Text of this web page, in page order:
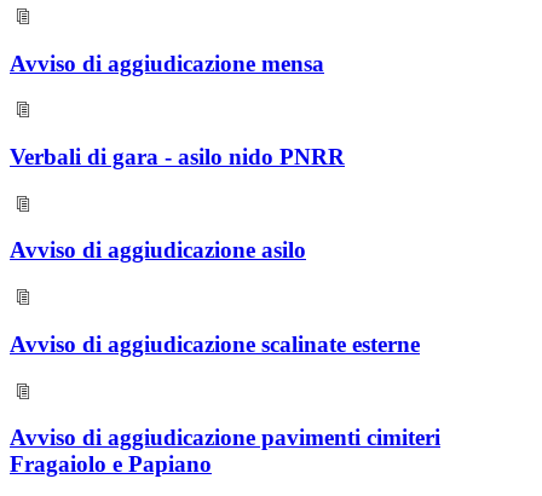
Avviso di aggiudicazione mensa
Verbali di gara - asilo nido PNRR
Avviso di aggiudicazione asilo
Avviso di aggiudicazione scalinate esterne
Avviso di aggiudicazione pavimenti cimiteri
Fragaiolo e Papiano